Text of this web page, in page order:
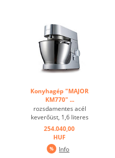
Konyhagép "MAJOR
KM770" ...
rozsdamentes acél
keverőüst, 1,6 literes
mixerrel, bolygókerekes
hajtómű,meghajtás és a ház
fém,elektronikus fordulat
szabályozás,3
254.040,00
HUF
Info